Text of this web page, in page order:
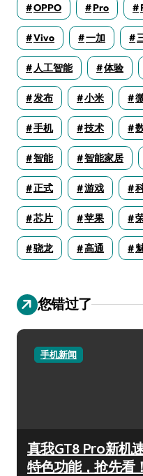
OPPO Pro
Vivo 一加
人工智能 体验
发布 小米
手机 技术
智能 智能家居
正式 游戏
芯片 苹果
骁龙 高通
您错过了
手机新闻
真我GT8 Pro新机
特色功能，抢先看！